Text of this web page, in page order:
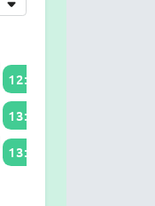
12:15
13:00
13:00